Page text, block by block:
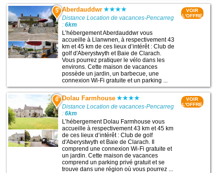
5 Aberdauddwr
Distance Location de vacances-Pencarreg
:6km
L’hébergement Aberdauddwr vous
accueille à Llanwnen, à respectivement 43
km et 45 km de ces lieux d’intérêt : Club de
golf d'Aberystwyth et Baie de Clarach.
Vous pourrez pratiquer le vélo dans les
environs. Cette maison de vacances
possède un jardin, un barbecue, une
connexion Wi-Fi gratuite et un parking ...
VOIR
L'OFFRE
6 Dolau Farmhouse
Distance Location de vacances-Pencarreg
:6km
L’hébergement Dolau Farmhouse vous
accueille à respectivement 43 km et 45 km
de ces lieux d’intérêt : Club de golf
d'Aberystwyth et Baie de Clarach. Il
comprend une connexion Wi-Fi gratuite et
un jardin. Cette maison de vacances
comprend un parking privé gratuit et se
trouve dans une région où vous pourrez ...
VOIR
L'OFFRE